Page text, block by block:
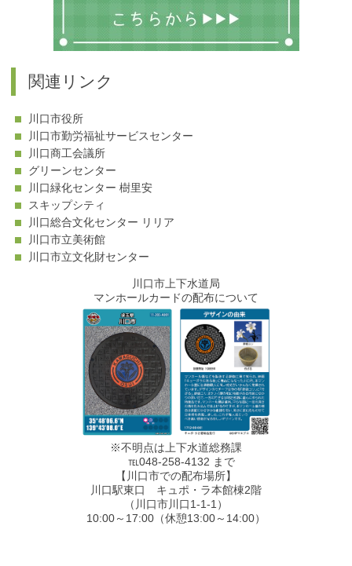
関連リンク
川口市役所
川口市勤労福祉サービスセンター
川口商工会議所
グリーンセンター
川口緑化センター 樹里安
スキップシティ
川口総合文化センター リリア
川口市立美術館
川口市立文化財センター
川口市上下水道局
マンホールカードの配布について
※不明点は上下水道総務課
℡048-258-4132 まで
【川口市での配布場所】
川口駅東口 キュポ・ラ本館棟2階
（川口市川口1-1-1）
10:00～17:00（休憩13:00～14:00）